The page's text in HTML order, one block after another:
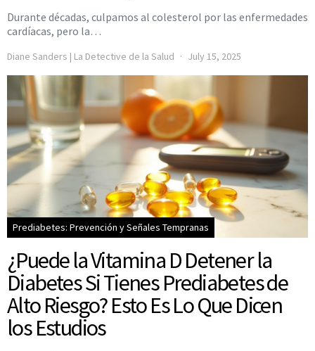
Durante décadas, culpamos al colesterol por las enfermedades
cardíacas, pero la…
Diane Sanders | La Detective de la Salud July 15, 2025
Prediabetes: Prevención y Señales Tempranas
¿Puede la Vitamina D Detener la
Diabetes Si Tienes Prediabetes de
Alto Riesgo? Esto Es Lo Que Dicen
los Estudios